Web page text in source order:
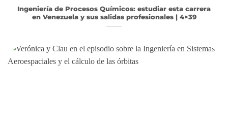
Ingeniería de Procesos Químicos: estudiar esta carrera
en Venezuela y sus salidas profesionales | 4×39